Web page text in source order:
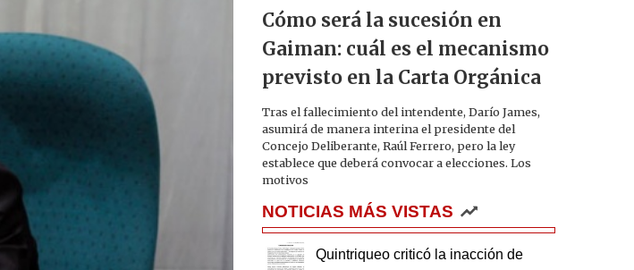
Cómo será la sucesión en
Gaiman: cuál es el mecanismo
previsto en la Carta Orgánica
Tras el fallecimiento del intendente, Darío James,
asumirá de manera interina el presidente del
Concejo Deliberante, Raúl Ferrero, pero la ley
establece que deberá convocar a elecciones. Los
motivos
NOTICIAS MÁS VISTAS
Quintriqueo criticó la inacción de